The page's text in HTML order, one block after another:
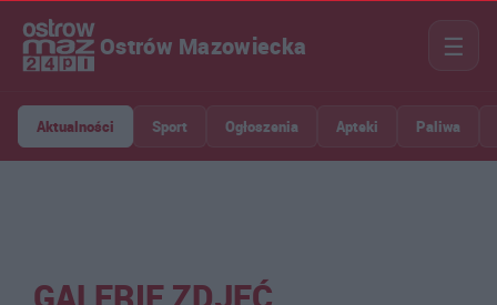
Ostrów Mazowiecka ☰
Aktualności Sport Ogłoszenia Apteki Paliwa